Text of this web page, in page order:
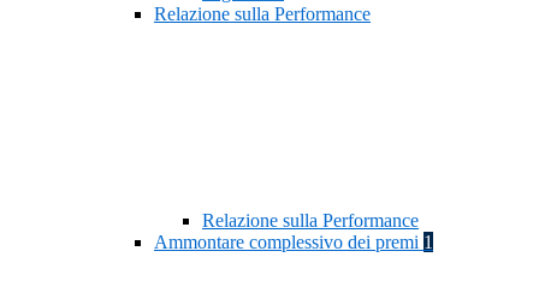
Relazione sulla Performance
Relazione sulla Performance
Ammontare complessivo dei premi 1